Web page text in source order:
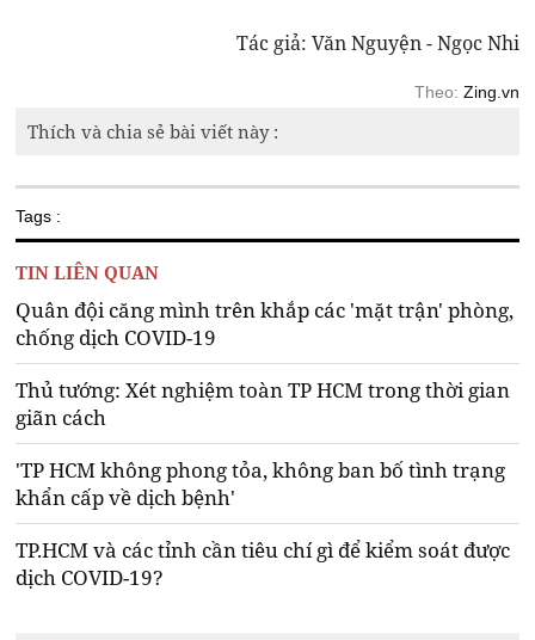
Tác giả: Văn Nguyện - Ngọc Nhi
Theo: Zing.vn
Thích và chia sẻ bài viết này :
Tags :
TIN LIÊN QUAN
Quân đội căng mình trên khắp các 'mặt trận' phòng,
chống dịch COVID-19
Thủ tướng: Xét nghiệm toàn TP HCM trong thời gian
giãn cách
'TP HCM không phong tỏa, không ban bố tình trạng
khẩn cấp về dịch bệnh'
TP.HCM và các tỉnh cần tiêu chí gì để kiểm soát được
dịch COVID-19?